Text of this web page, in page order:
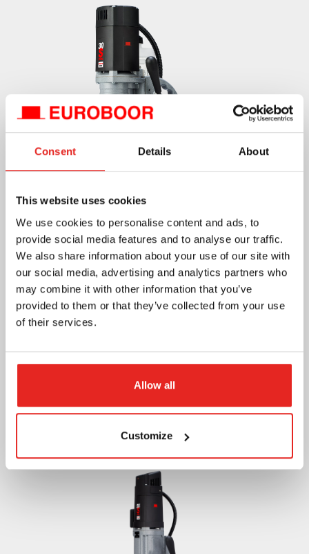
Consent Details About
This website uses cookies
We use cookies to personalise content and ads, to
provide social media features and to analyse our traffic.
We also share information about your use of our site with
our social media, advertising and analytics partners who
may combine it with other information that you’ve
provided to them or that they’ve collected from your use
of their services.
Allow all
Customize
Voir le produit!
Voir le produit!